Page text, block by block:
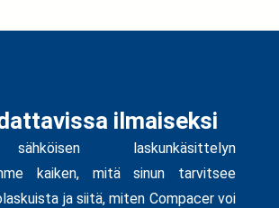
ilmaiseksi
laskunkäsittelyn
kaiken, mitä sinun tarvitsee
ja siitä, miten Compacer voi